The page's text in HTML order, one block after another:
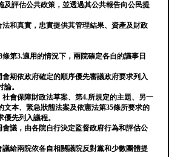
及評估公共政策，並透過其公共報告向公民提
法和真實，忠實提供其管理結果、資產及財政
條第3.適用的情況下，兩院確定各自的議事日
期依政府確定的順序優先審議政府要求列入
。
會保障財政法草案、第4.所規定的主題、另一
文本、緊急狀態法案及依憲法第35條所要求的
先列入議程。
會議，由各院自行決定監督政府行為和評估公
議給兩院依各自相關議院反對黨和少數團體提